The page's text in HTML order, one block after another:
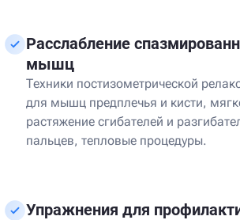
Расслабление
мышц
Техники постизометрической
для мышц предплечья и кисти,
растяжение сгибателей и
пальцев, тепловые процедуры.
Упражнения для